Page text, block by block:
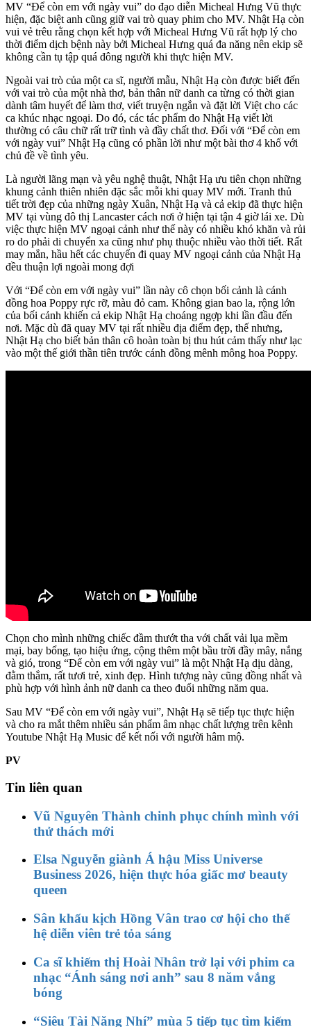
MV “Để còn em với ngày vui” do đạo diễn Micheal Hưng Vũ thực
hiện, đặc biệt anh cũng giữ vai trò quay phim cho MV. Nhật Hạ còn
vui vẻ trêu rằng chọn kết hợp với Micheal Hưng Vũ rất hợp lý cho
thời điểm dịch bệnh này bởi Micheal Hưng quá đa năng nên ekip sẽ
không cần tụ tập quá đông người khi thực hiện MV.
Ngoài vai trò của một ca sĩ, người mẫu, Nhật Hạ còn được biết đến
với vai trò của một nhà thơ, bản thân nữ danh ca từng có thời gian
dành tâm huyết để làm thơ, viết truyện ngắn và đặt lời Việt cho các
ca khúc nhạc ngoại. Do đó, các tác phẩm do Nhật Hạ viết lời
thường có câu chữ rất trữ tình và đầy chất thơ. Đối với “Để còn em
với ngày vui” Nhật Hạ cũng có phần lời như một bài thơ 4 khổ với
chủ đề về tình yêu.
Là người lãng mạn và yêu nghệ thuật, Nhật Hạ ưu tiên chọn những
khung cảnh thiên nhiên đặc sắc mỗi khi quay MV mới. Tranh thủ
tiết trời đẹp của những ngày Xuân, Nhật Hạ và cả ekip đã thực hiện
MV tại vùng đô thị Lancaster cách nơi ở hiện tại tận 4 giờ lái xe. Dù
việc thực hiện MV ngoại cảnh như thế này có nhiều khó khăn và rủi
ro do phải di chuyển xa cũng như phụ thuộc nhiều vào thời tiết. Rất
may mắn, hầu hết các chuyến đi quay MV ngoại cảnh của Nhật Hạ
đều thuận lợi ngoài mong đợi
Với “Để còn em với ngày vui” lần này cô chọn bối cảnh là cánh
đồng hoa Poppy rực rỡ, màu đỏ cam. Không gian bao la, rộng lớn
của bối cảnh khiến cả ekip Nhật Hạ choáng ngợp khi lần đầu đến
nơi. Mặc dù đã quay MV tại rất nhiều địa điểm đẹp, thế nhưng,
Nhật Hạ cho biết bản thân cô hoàn toàn bị thu hút cảm thấy như lạc
vào một thế giới thần tiên trước cánh đồng mênh mông hoa Poppy.
Chọn cho mình những chiếc đầm thướt tha với chất vải lụa mềm
mại, bay bổng, tạo hiệu ứng, cộng thêm một bầu trời đầy mây, nắng
và gió, trong “Để còn em với ngày vui” là một Nhật Hạ dịu dàng,
đằm thắm, rất tươi trẻ, xinh đẹp. Hình tượng này cũng đồng nhất và
phù hợp với hình ảnh nữ danh ca theo đuổi những năm qua.
Sau MV “Để còn em với ngày vui”, Nhật Hạ sẽ tiếp tục thực hiện
và cho ra mắt thêm nhiều sản phẩm âm nhạc chất lượng trên kênh
Youtube Nhật Hạ Music để kết nối với người hâm mộ.
PV
Tin liên quan
Vũ Nguyên Thành chinh phục chính mình với
thử thách mới
Elsa Nguyễn giành Á hậu Miss Universe
Business 2026, hiện thực hóa giấc mơ beauty
queen
Sân khấu kịch Hồng Vân trao cơ hội cho thế
hệ diễn viên trẻ tỏa sáng
Ca sĩ khiếm thị Hoài Nhân trở lại với phim ca
nhạc “Ánh sáng nơi anh” sau 8 năm vắng
bóng
“Siêu Tài Năng Nhí” mùa 5 tiếp tục tìm kiếm